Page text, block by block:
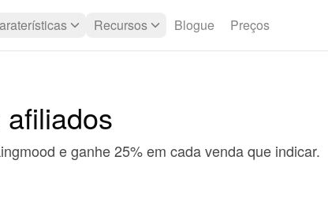
Recursos Blogue Preços
e ganhe 25% em cada venda que indicar.